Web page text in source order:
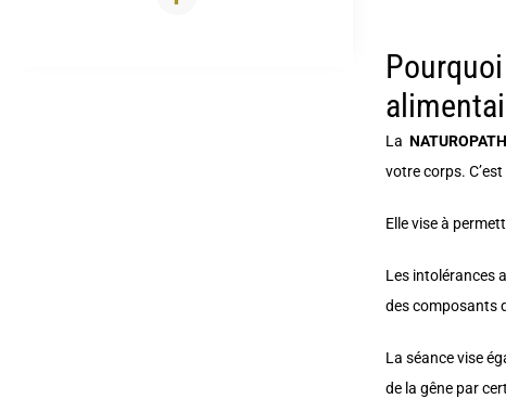
La
votre corps.
Elle vise à
Les intolérances
des composants
La séance vise
de la gêne par